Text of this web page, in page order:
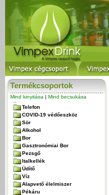
Termékcsoportok
Mind kinyitása | Mind becsukása
Telefon
COVID-19 védőeszköz
Sör
Alkohol
Bor
Gasztronómiai Bor
Pezsgő
Italkellék
Üdítő
Víz
Alapvető élelmiszer
Pékáru